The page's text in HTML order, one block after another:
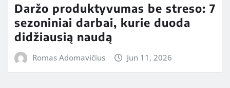
Daržo produktyvumas be streso: 7
sezoniniai darbai, kurie duoda
didžiausią naudą
Romas Adomavičius Jun 11, 2026